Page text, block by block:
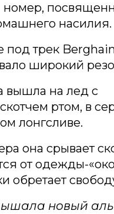
номер,
насилия.
под трек
широкий
вышла на лед с
ртом, в
лонгсливе.
она срывает
от одежды-
обретает
новый